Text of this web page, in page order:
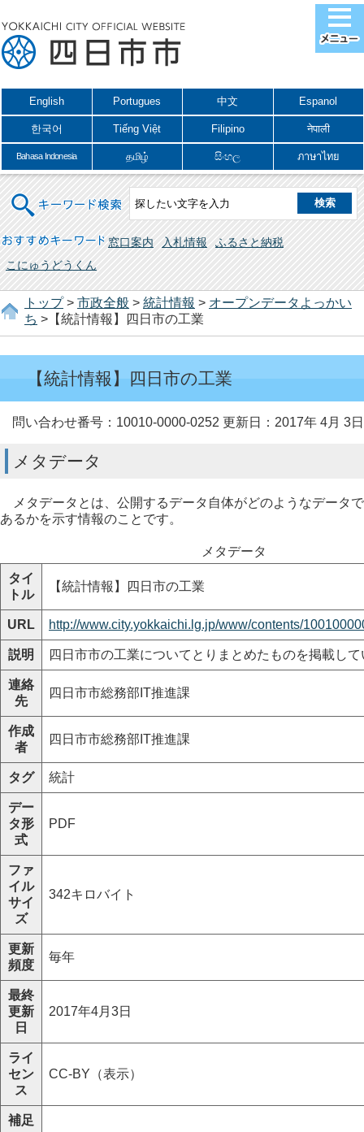
English Portugues 中文 Espanol
한국어 Tiếng Việt Filipino नेपाली
Bahasa Indonesia தமிழ் සිංහල ภาษาไทย
キーワード検索
おすすめキーワード 窓口案内 入札情報
ふるさと納税
こにゅうどうくん
トップ> 市政全般 > 統計情報 > オープンデータよっかい
ち >【統計情報】四日市の工業
【統計情報】四日市の工業
問い合わせ番号：10010-0000-0252 更新日：2017年 4月 3日
メタデータ
メタデータとは、公開するデータ自体がどのようなデータで
あるかを示す情報のことです。
メタデータ
タイ
トル
【統計情報】四日市の工業
URL http://www.city.yokkaichi.lg.jp/www/contents/
説明 四日市市の工業についてとりまとめたものを掲載し
連絡
先
四日市市総務部IT推進課
作成
者
四日市市総務部IT推進課
タグ 統計
デー
タ形
式
PDF
ファ
イル
サイ
ズ
342キロバイト
更新
頻度
毎年
最終
更新
日
2017年4月3日
ライ
セン
ス
CC-BY（表示）
補足